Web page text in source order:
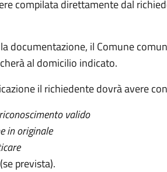
compilata direttamente dal
documentazione, il Comune
al domicilio indicato.
il richiedente dovrà avere
valido
in originale
(se prevista).